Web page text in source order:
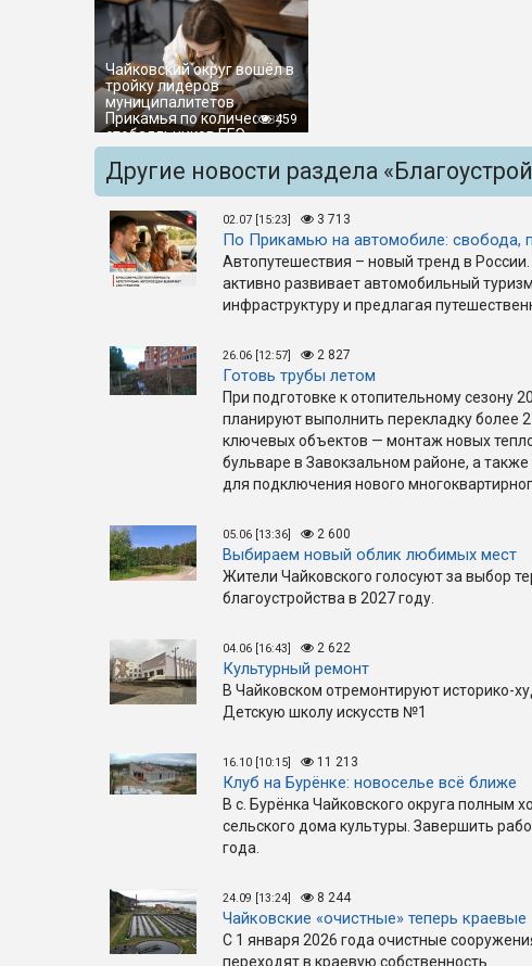
Чайковский округ вошёл в
тройку лидеров
муниципалитетов
Прикамья по количеству
стобалльников ЕГЭ
459
Другие новости раздела
02.07 [15:23] 3 713
По Прикамью на автомобиле: свобода,
Автопутешествия – новый тренд в
активно развивает автомобильный
инфраструктуру и предлагая
26.06 [12:57] 2 827
Готовь трубы летом
При подготовке к отопительному сезону
планируют выполнить перекладку более
ключевых объектов — монтаж новых
бульваре в Завокзальном районе, а также
для подключения нового
05.06 [13:36] 2 600
Выбираем новый облик любимых мест
Жители Чайковского голосуют за выбор
благоустройства в 2027 году.
04.06 [16:43] 2 622
Культурный ремонт
В Чайковском отремонтируют историко-
Детскую школу искусств №1
16.10 [10:15] 11 213
Клуб на Бурёнке: новоселье всё ближе
В с. Бурёнка Чайковского округа полным
сельского дома культуры. Завершить
года.
24.09 [13:24] 8 244
Чайковские «очистные» теперь краевые
С 1 января 2026 года очистные
переходят в краевую собственность.